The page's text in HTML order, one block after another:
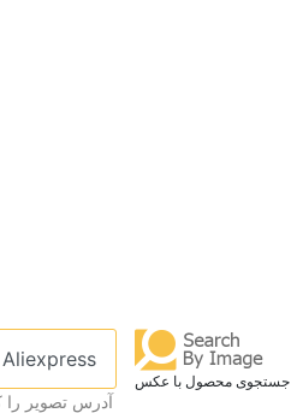
جستجوی محصول با عکس
آدرس تصویر را